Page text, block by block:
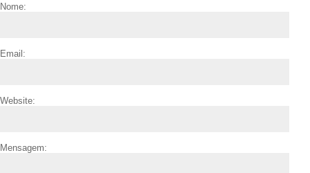
Nome:
Email:
Website:
Mensagem: